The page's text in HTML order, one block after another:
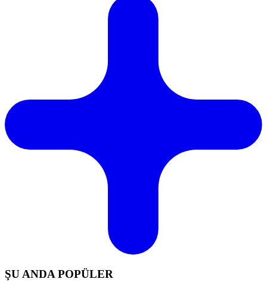
ŞU ANDA POPÜLER